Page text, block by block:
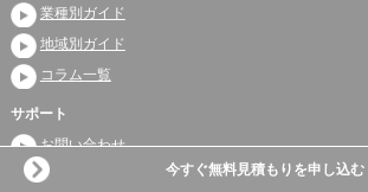
業種別ガイド
地域別ガイド
コラム一覧
サポート
お問い合わせ
よくある質問
今すぐ無料見積もりを申し込む